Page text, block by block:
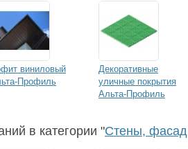
виниловый
Профиль
Декоративные
уличные покрытия
Альта-Профиль
в категории "Стены,